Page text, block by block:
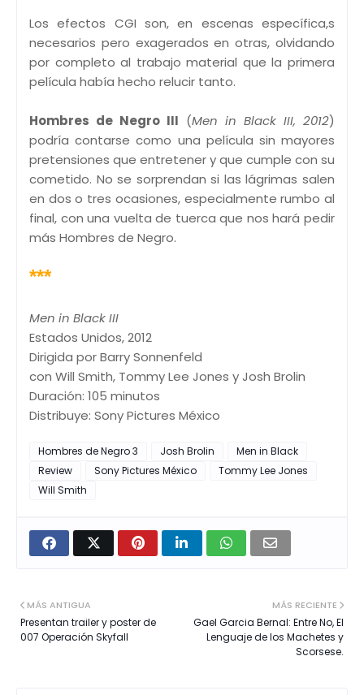
Los efectos CGI son, en escenas específica,s
necesarios pero exagerados en otras, olvidando
por completo al trabajo material que la primera
película había hecho relucir tanto.
Hombres de Negro III (Men in Black III, 2012)
podría contarse como una película sin mayores
pretensiones que entretener y que cumple con su
cometido. No se sorprendan si las lágrimas salen
en dos o tres ocasiones, especialmente rumbo al
final, con una vuelta de tuerca que nos hará pedir
más Hombres de Negro.
***
Men in Black III
Estados Unidos, 2012
Dirigida por Barry Sonnenfeld
con Will Smith, Tommy Lee Jones y Josh Brolin
Duración: 105 minutos
Distribuye: Sony Pictures México
Hombres de Negro 3 Josh Brolin
Men in Black
Review
Sony Pictures México
Tommy Lee Jones
Will Smith
MÁS RECIENTE
Gael Garcia Bernal: Entre No, El
Lenguaje de los Machetes y
Scorsese.
MÁS ANTIGUA
Presentan trailer y poster de
007 Operación Skyfall